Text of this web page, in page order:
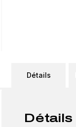
Détails
Détails